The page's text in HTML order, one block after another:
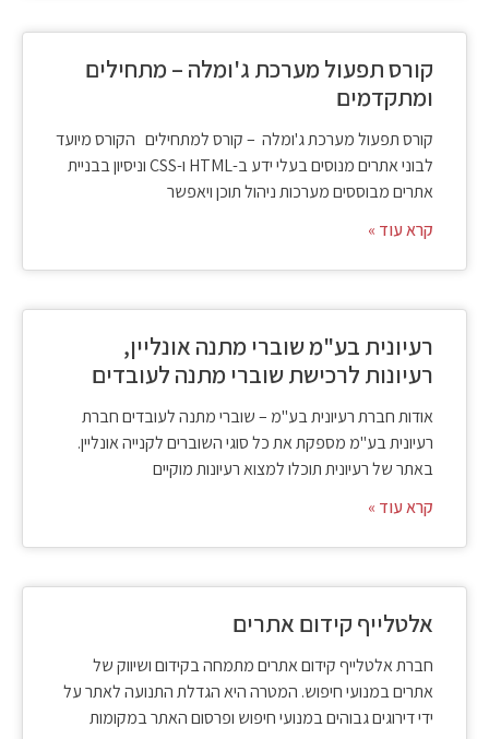
קורס תפעול מערכת ג'ומלה – מתחילים
ומתקדמים
קורס תפעול מערכת ג'ומלה – קורס למתחילים הקורס מיועד
לבוני אתרים מנוסים בעלי ידע ב-HTML ו-CSS וניסיון בבניית
אתרים מבוססים מערכות ניהול תוכן ויאפשר
קרא עוד »
רעיונית בע"מ שוברי מתנה אונליין,
רעיונות לרכישת שוברי מתנה לעובדים
אודות חברת רעיונית בע"מ – שוברי מתנה לעובדים חברת
רעיונית בע"מ מספקת את כל סוגי השוברים לקנייה אונליין.
באתר של רעיונית תוכלו למצוא רעיונות מוקיים
קרא עוד »
אלטלייף קידום אתרים
חברת אלטלייף קידום אתרים מתמחה בקידום ושיווק של
אתרים במנועי חיפוש. המטרה היא הגדלת התנועה לאתר על
ידי דירוגים גבוהים במנועי חיפוש ופרסום האתר במקומות